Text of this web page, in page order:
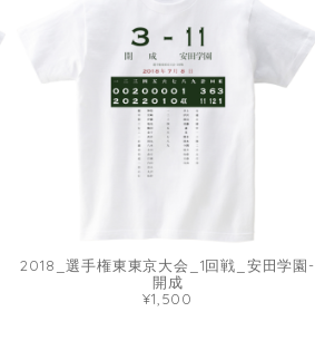
2018_選手権東東京大会_1回戦_安田学園-
開成
¥1,500